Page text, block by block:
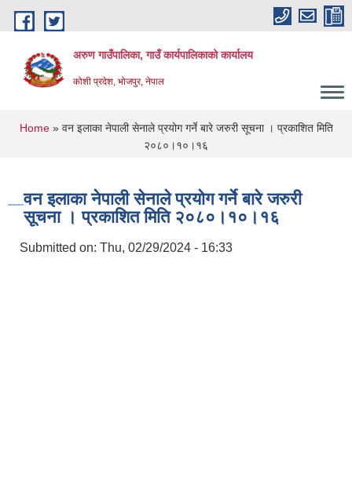
Skip to main content
अरुण गाउँपालिका, गाउँ कार्यपालिकाको कार्यालय
कोशी प्रदेश, भोजपुर, नेपाल
You are here
Home» वन इलाका नेपाली सेनाले प्रयोग गर्ने बारे जरुरी सूचना । प्रकाशित मिति
२०८०।१०।१६
वन इलाका नेपाली सेनाले प्रयोग गर्ने बारे जरुरी
सूचना । प्रकाशित मिति २०८०।१०।१६
Submitted on: Thu, 02/29/2024 - 16:33